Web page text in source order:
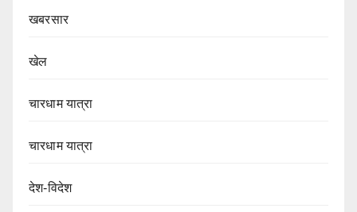
खबरसार
खेल
चारधाम यात्रा
चारधाम यात्रा
देश-विदेश